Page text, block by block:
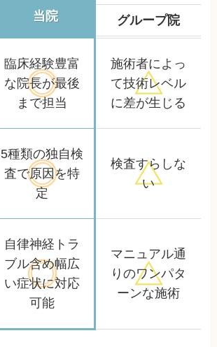
当院 グループ院
臨床経験豊富
な院長が最後
まで担当
施術者によっ
て技術レベル
に差が生じる
5種類の独自検
査で原因を特
定
検査すらしな
い
自律神経トラ
ブル含め幅広
い症状に対応
可能
マニュアル通
りのワンパタ
ーンな施術